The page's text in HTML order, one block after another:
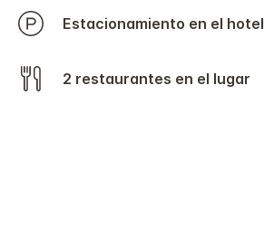
Estacionamiento en el hotel
2 restaurantes en el lugar